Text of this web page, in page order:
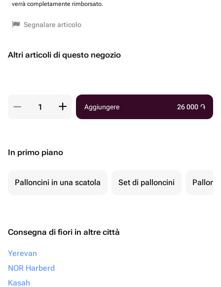
verrà completamente rimborsato.
Segnalare articolo
Altri articoli di questo negozio
Aggiungere 26 000 ֏
In primo piano
Palloncini in una scatola Set di palloncini
Consegna di fiori in altre città
Yerevan
NOR Harberd
Kasah